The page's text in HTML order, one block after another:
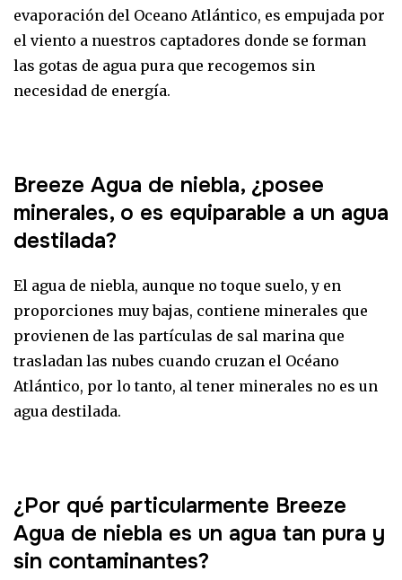
evaporación del Oceano Atlántico, es empujada por
el viento a nuestros captadores donde se forman
las gotas de agua pura que recogemos sin
necesidad de energía.
Breeze Agua de niebla, ¿posee
minerales, o es equiparable a un agua
destilada?
El agua de niebla, aunque no toque suelo, y en
proporciones muy bajas, contiene minerales que
provienen de las partículas de sal marina que
trasladan las nubes cuando cruzan el Océano
Atlántico, por lo tanto, al tener minerales no es un
agua destilada.
¿Por qué particularmente Breeze
Agua de niebla es un agua tan pura y
sin contaminantes?